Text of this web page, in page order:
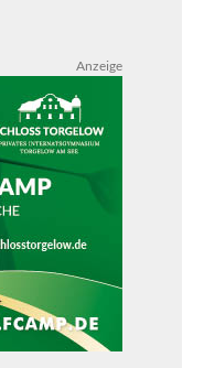
Anzeige